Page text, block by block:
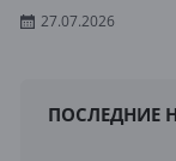
27.07.2026
ПОСЛЕДНИЕ